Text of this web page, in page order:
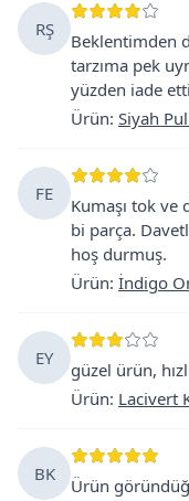
RŞ
Beklentimden
tarzıma pek
yüzden iade
Ürün: Siyah
FE
Kumaşı tok ve
bi parça.
hoş durmuş.
Ürün: İndigo
EY
güzel ürün,
Ürün: Lacivert
BK
Ürün